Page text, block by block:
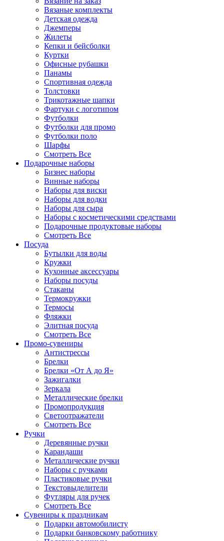
Вязаные комплекты
Детская одежда
Джемперы
Жилеты
Кепки и бейсболки
Куртки
Офисные рубашки
Панамы
Спортивная одежда
Толстовки
Трикотажные шапки
Фартуки с логотипом
Футболки
Футболки для промо
Футболки поло
Шарфы
Смотреть Все
Подарочные наборы
Бизнес наборы
Винные наборы
Наборы для виски
Наборы для водки
Наборы для сыра
Наборы с косметическими средствами
Подарочные продуктовые наборы
Смотреть Все
Посуда
Бутылки для воды
Кружки
Кухонные аксессуары
Наборы посуды
Стаканы
Термокружки
Термосы
Фляжки
Элитная посуда
Смотреть Все
Промо-сувениры
Антистрессы
Брелки
Брелки «От А до Я»
Зажигалки
Зеркала
Металлические брелки
Промопродукция
Светоотражатели
Смотреть Все
Ручки
Деревянные ручки
Карандаши
Металлические ручки
Наборы с ручками
Пластиковые ручки
Текстовыделители
Футляры для ручек
Смотреть Все
Сувениры к праздникам
Подарки автомобилисту
Подарки банковскому работнику